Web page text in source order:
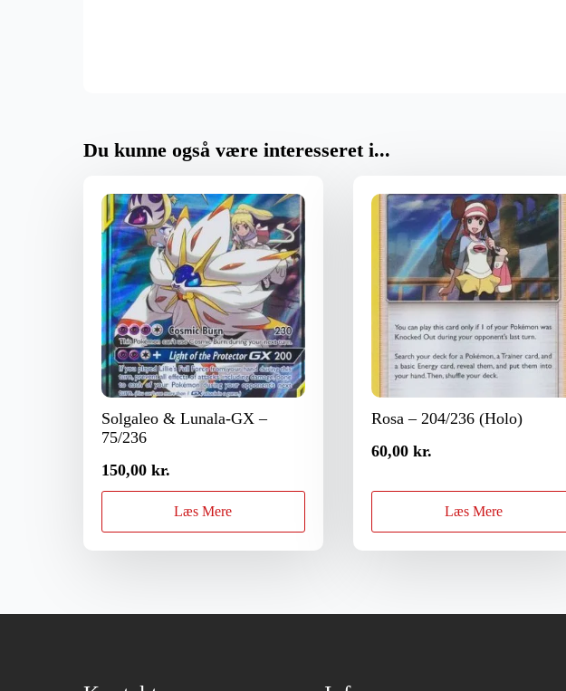
Du kunne også være interesseret i...
Solgaleo & Lunala-GX –
75/236
150,00 kr.
Læs Mere
Rosa – 204/236 (Holo)
60,00kr.
Læs Mere